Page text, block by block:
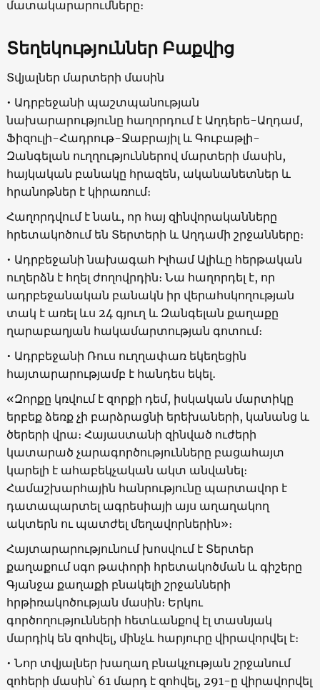
մատակարարումները։
Տեղեկություններ Բաքվից
Տվյալներ մարտերի մասին
• Ադրբեջանի պաշտպանության
նախարարությունը հաղորդում է Աղդերե-Աղդամ,
Ֆիզուլի-Հադրութ-Ջաբրայիլ և Գուբաթլի-
Զանգելան ուղղություններով մարտերի մասին,
հայկական բանակը հրազեն, ականանետներ և
հրանոթներ է կիրառում։
Հաղորդվում է նաև, որ հայ զինվորականները
հրետակոծում են Տերտերի և Աղդամի շրջանները։
• Ադրբեջանի նախագահ Իլհամ Ալիևը հերթական
ուղերձն է հղել ժողովրդին։ Նա հաղորդել է, որ
ադրբեջանական բանակն իր վերահսկողության
տակ է առել ևս 24 գյուղ և Զանգելան քաղաքը
ղարաբաղյան հակամարտության գոտում։
• Ադրբեջանի Ռուս ուղղափառ եկեղեցին
հայտարարությամբ է հանդես եկել․
«Զորքը կռվում է զորքի դեմ, իսկական մարտիկը
երբեք ձեռք չի բարձրացնի երեխաների, կանանց և
ծերերի վրա։ Հայաստանի զինված ուժերի
կատարած չարագործությունները բացահայտ
կարելի է ահաբեկչական ակտ անվանել։
Համաշխարհային հանրությունը պարտավոր է
դատապարտել ագրեսիայի այս աղաղակող
ակտերն ու պատժել մեղավորներին»։
Հայտարարությունում խոսվում է Տերտեր
քաղաքում սգո թափորի հրետակոծման և գիշերը
Գյանջա քաղաքի բնակելի շրջանների
հրթիռակոծության մասին։ Երկու
գործողությունների հետևանքով էլ տասնյակ
մարդիկ են զոհվել, մինչև հարյուրը վիրավորվել է։
• Նոր տվյալներ խաղաղ բնակչության շրջանում
զոհերի մասին՝ 61 մարդ է զոհվել, 291-ը վիրավորվել